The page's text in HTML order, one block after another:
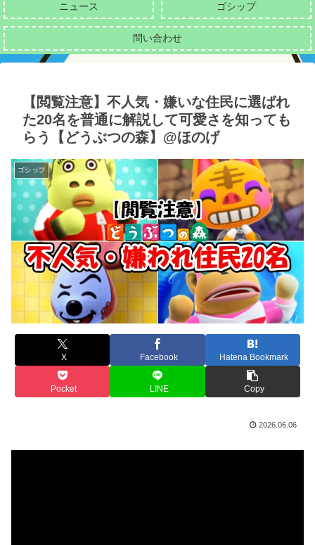
ニュース ゴシップ
問い合わせ
【閲覧注意】不人気・嫌いな住民に選ばれ
た20名を普通に解説して可愛さを知っても
らう【どうぶつの森】@ほのげ
ゴシップ
X Facebook Hatena Bookmark
Pocket LINE Copy
2026.06.06